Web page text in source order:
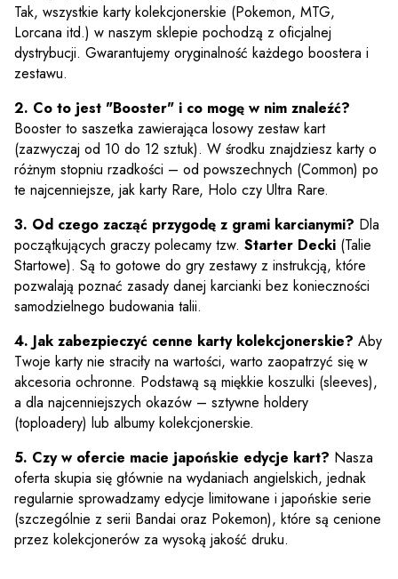
Tak, wszystkie karty kolekcjonerskie (Pokemon, MTG,
Lorcana itd.) w naszym sklepie pochodzą z oficjalnej
dystrybucji. Gwarantujemy oryginalność każdego boostera i
zestawu.
2. Co to jest "Booster" i co mogę w nim znaleźć?
Booster to saszetka zawierająca losowy zestaw kart
(zazwyczaj od 10 do 12 sztuk). W środku znajdziesz karty o
różnym stopniu rzadkości – od powszechnych (Common) po
te najcenniejsze, jak karty Rare, Holo czy Ultra Rare.
3. Od czego zacząć przygodę z grami karcianymi? Dla
początkujących graczy polecamy tzw. Starter Decki (Talie
Startowe). Są to gotowe do gry zestawy z instrukcją, które
pozwalają poznać zasady danej karcianki bez konieczności
samodzielnego budowania talii.
4. Jak zabezpieczyć cenne karty kolekcjonerskie? Aby
Twoje karty nie straciły na wartości, warto zaopatrzyć się w
akcesoria ochronne. Podstawą są miękkie koszulki (sleeves),
a dla najcenniejszych okazów – sztywne holdery
(toploadery) lub albumy kolekcjonerskie.
5. Czy w ofercie macie japońskie edycje kart? Nasza
oferta skupia się głównie na wydaniach angielskich, jednak
regularnie sprowadzamy edycje limitowane i japońskie serie
(szczególnie z serii Bandai oraz Pokemon), które są cenione
przez kolekcjonerów za wysoką jakość druku.